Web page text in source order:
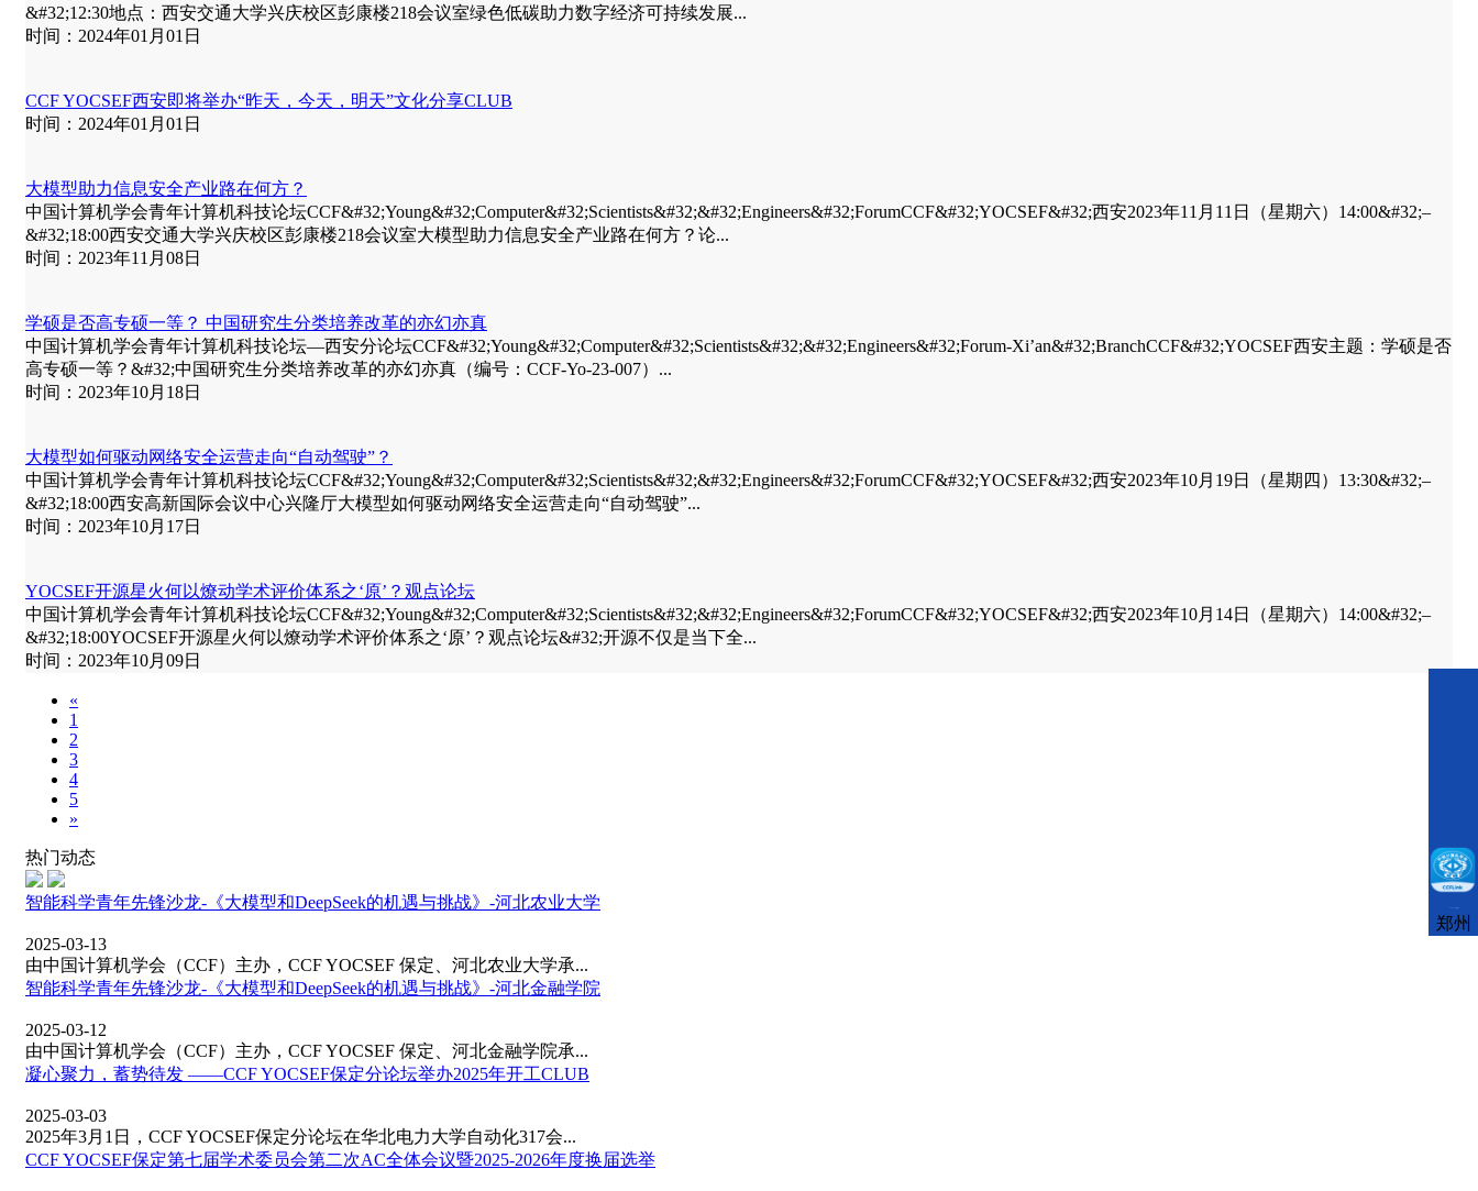
&#32;12:30地点：西安交通大学兴庆校区彭康楼218会议室绿色低碳助力数字经济可持续发展...
时间：2024年01月01日
CCF YOCSEF西安即将举办“昨天，今天，明天”文化分享CLUB
时间：2024年01月01日
大模型助力信息安全产业路在何方？
中国计算机学会青年计算机科技论坛CCF&#32;Young&#32;Computer&#32;Scientists&#32;&#32;Engineers&#32;ForumCCF&#32;YOCSEF&#32;西安2023年11月11日（星期六）14:00&#32;–
&#32;18:00西安交通大学兴庆校区彭康楼218会议室大模型助力信息安全产业路在何方？论...
时间：2023年11月08日
学硕是否高专硕一等？ 中国研究生分类培养改革的亦幻亦真
中国计算机学会青年计算机科技论坛—西安分论坛CCF&#32;Young&#32;Computer&#32;Scientists&#32;&#32;Engineers&#32;Forum-Xi’an&#32;BranchCCF&#32;YOCSEF西安主题：学硕是否
高专硕一等？&#32;中国研究生分类培养改革的亦幻亦真（编号：CCF-Yo-23-007）...
时间：2023年10月18日
大模型如何驱动网络安全运营走向“自动驾驶”？
中国计算机学会青年计算机科技论坛CCF&#32;Young&#32;Computer&#32;Scientists&#32;&#32;Engineers&#32;ForumCCF&#32;YOCSEF&#32;西安2023年10月19日（星期四）13:30&#32;–
&#32;18:00西安高新国际会议中心兴隆厅大模型如何驱动网络安全运营走向“自动驾驶”...
时间：2023年10月17日
YOCSEF开源星火何以燎动学术评价体系之‘原’？观点论坛
中国计算机学会青年计算机科技论坛CCF&#32;Young&#32;Computer&#32;Scientists&#32;&#32;Engineers&#32;ForumCCF&#32;YOCSEF&#32;西安2023年10月14日（星期六）14:00&#32;–
&#32;18:00YOCSEF开源星火何以燎动学术评价体系之‘原’？观点论坛&#32;开源不仅是当下全...
时间：2023年10月09日
«
1
2
3
4
5
»
热门动态
智能科学青年先锋沙龙-《大模型和DeepSeek的机遇与挑战》-河北农业大学
2025-03-13
由中国计算机学会（CCF）主办，CCF YOCSEF 保定、河北农业大学承...
智能科学青年先锋沙龙-《大模型和DeepSeek的机遇与挑战》-河北金融学院
2025-03-12
由中国计算机学会（CCF）主办，CCF YOCSEF 保定、河北金融学院承...
凝心聚力，蓄势待发 ——CCF YOCSEF保定分论坛举办2025年开工CLUB
2025-03-03
2025年3月1日，CCF YOCSEF保定分论坛在华北电力大学自动化317会...
CCF YOCSEF保定第七届学术委员会第二次AC全体会议暨2025-2026年度换届选举
郑州